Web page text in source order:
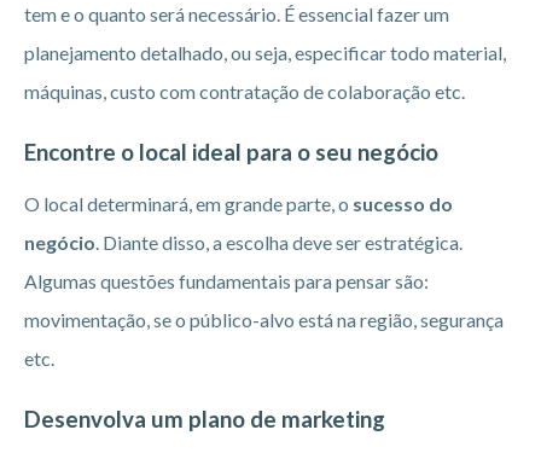
tem e o quanto será necessário. É essencial fazer um
planejamento detalhado, ou seja, especificar todo material,
máquinas, custo com contratação de colaboração etc.
Encontre o local ideal para o seu negócio
O local determinará, em grande parte, o sucesso do
negócio . Diante disso, a escolha deve ser estratégica.
Algumas questões fundamentais para pensar são:
movimentação, se o público-alvo está na região, segurança
etc.
Desenvolva um plano de marketing